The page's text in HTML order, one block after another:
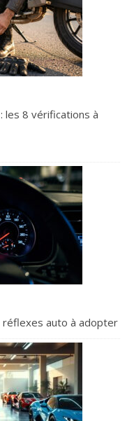
les 8 vérifications à
auto à adopter